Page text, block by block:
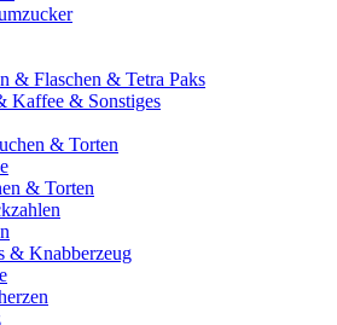
& Flaschen & Tetra Paks
Kaffee & Sonstiges
& Torten
& Torten
& Knabberzeug